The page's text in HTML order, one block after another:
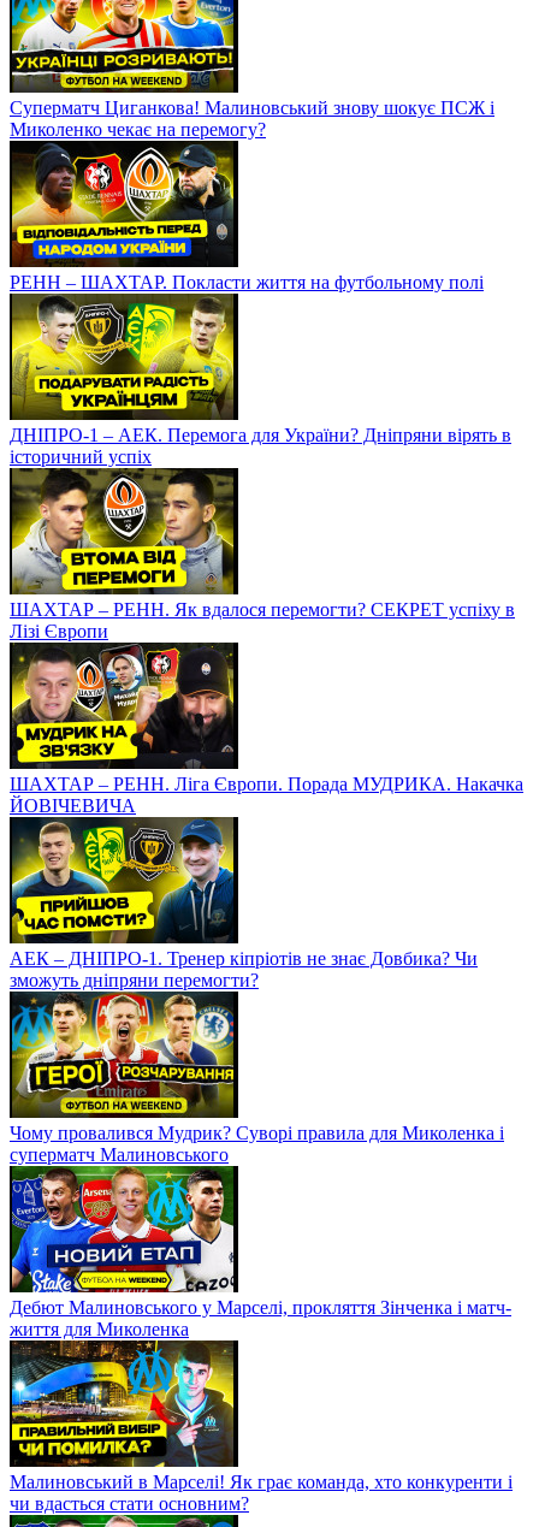
Суперматч Циганкова! Малиновський знову шокує ПСЖ і
Миколенко чекає на перемогу?
РЕНН – ШАХТАР. Покласти життя на футбольному полі
ДНІПРО-1 – АЕК. Перемога для України? Дніпряни вірять в
історичний успіх
ШАХТАР – РЕНН. Як вдалося перемогти? СЕКРЕТ успіху в
Лізі Європи
ШАХТАР – РЕНН. Ліга Європи. Порада МУДРИКА. Накачка
ЙОВІЧЕВИЧА
АЕК – ДНІПРО-1. Тренер кіпріотів не знає Довбика? Чи
зможуть дніпряни перемогти?
Чому провалився Мудрик? Суворі правила для Миколенка і
суперматч Малиновського
Дебют Малиновського у Марселі, прокляття Зінченка і матч-
життя для Миколенка
Малиновський в Марселі! Як грає команда, хто конкуренти і
чи вдасться стати основним?